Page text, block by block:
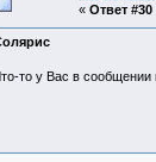
« Ответ #30
то у Вас в сообщении